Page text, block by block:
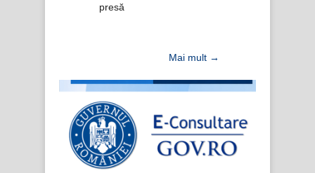
Mai mult →
presă